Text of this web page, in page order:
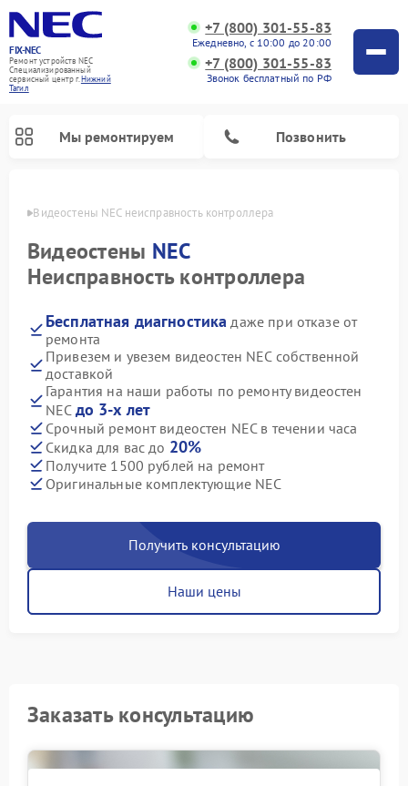
FIX-NEC
Ремонт устройств NEC
Специализированный
cервисный центр г.Нижний
Тагил
+7 (800) 301-55-83
Ежедневно, с 10:00 до 20:00
+7 (800) 301-55-83
Звонок бесплатный по РФ
Мы ремонтируем Позвонить
Видеостены NEC неисправность контроллера
Видеостены NEC
Неисправность контроллера
Бесплатная диагностика даже при отказе от
ремонта
Привезем и увезем видеостен NEC собственной
доставкой
Гарантия на наши работы по ремонту видеостен
NEC до 3-х лет
Срочный ремонт видеостен NEC в течении часа
Скидка для вас до 20%
Получите 1500 рублей на ремонт
Оригинальные комплектующие NEC
Получить консультацию
Наши цены
Заказать консультацию